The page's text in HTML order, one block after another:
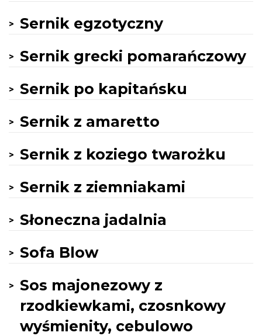
Sernik egzotyczny
Sernik grecki pomarańczowy
Sernik po kapitańsku
Sernik z amaretto
Sernik z koziego twarożku
Sernik z ziemniakami
Słoneczna jadalnia
Sofa Blow
Sos majonezowy z
rzodkiewkami, czosnkowy
wyśmienity, cebulowo